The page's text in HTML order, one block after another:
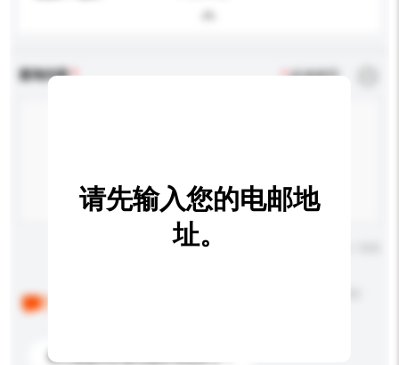
查询内容 *必须填写
你们能提供的最优惠价格是多少？
请先输入您的电邮地
址。